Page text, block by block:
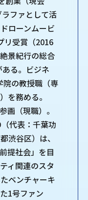
ファとして活
ローンムービ
リ受賞（2016
景紀行の総合
る。ビジネ
院の教授職（専
を務める。
画（現職）。
代表：千葉功
渋谷区）は、
提社会」を目
ィ関連のスタ
ベンチャーキ
1号ファン